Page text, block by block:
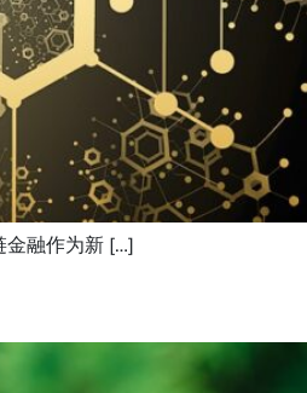
金融作为新 […]